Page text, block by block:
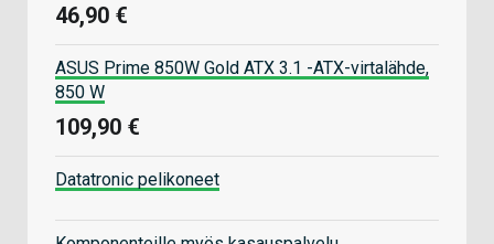
46,90 €
ASUS Prime 850W Gold ATX 3.1 -ATX-virtalähde,
850 W
109,90 €
Datatronic pelikoneet